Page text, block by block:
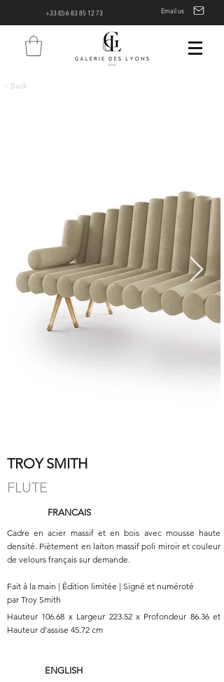
+33 (0) 6 83 85 12 73 Email us
< Back
TROY SMITH
FLUTE
FRANCAIS
Cadre en acier massif et en bois avec mousse haute
densité. Piètement en laiton massif poli miroir et couleur
de velours français sur demande.
Fait à la main | Édition limitée | Signé et numéroté
par Troy Smith
Hauteur 106.68 x Largeur 223.52 x Profondeur 86.36 et
Hauteur d'assise 45.72 cm
ENGLISH